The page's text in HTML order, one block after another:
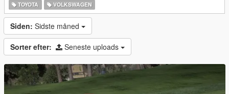
TOYOTA
VOLKSWAGEN
Siden: Sidste måned
Sorter efter: Seneste uploads